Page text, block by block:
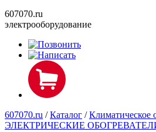
607070.ru
электрооборудование
607070.ru /Каталог /Климатическое
ЭЛЕКТРИЧЕСКИЕ